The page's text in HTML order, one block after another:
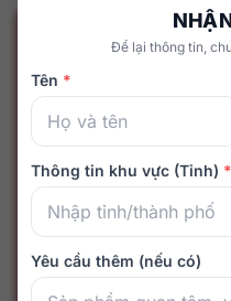
Để lại thông tin,
Tên *
Thông tin khu vực (Tỉnh) *
Yêu cầu thêm (nếu có)